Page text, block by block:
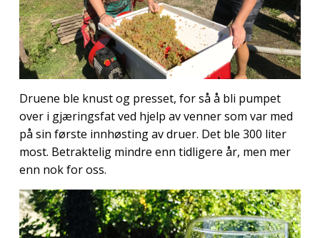
Druene ble knust og presset, for så å bli pumpet
over i gjæringsfat ved hjelp av venner som var med
på sin første innhøsting av druer. Det ble 300 liter
most. Betraktelig mindre enn tidligere år, men mer
enn nok for oss.